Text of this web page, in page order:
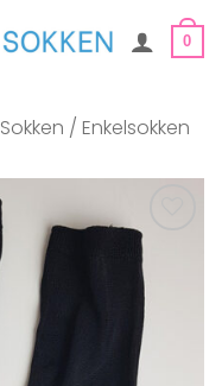
0
Sokken / Enkelsokken
Aan
verlanglijst
toevoegen